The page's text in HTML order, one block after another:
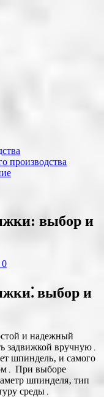
производства
выбор и
выбор и
и надежный
задвижкой вручную․
шпиндель‚ и самого
При выборе
шпинделя‚ тип
среды․